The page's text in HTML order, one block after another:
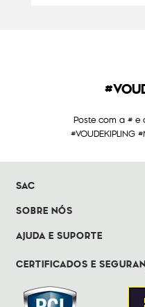
Poste com a # e
#VOUDEKIPLING
SAC
SOBRE NÓS
AJUDA E SUPORTE
CERTIFICADOS E